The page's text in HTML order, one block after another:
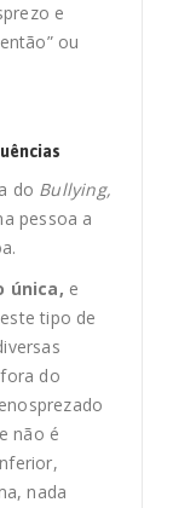
e
ou
do Bullying,
pessoa a
única, e
tipo de
do
não é
nada